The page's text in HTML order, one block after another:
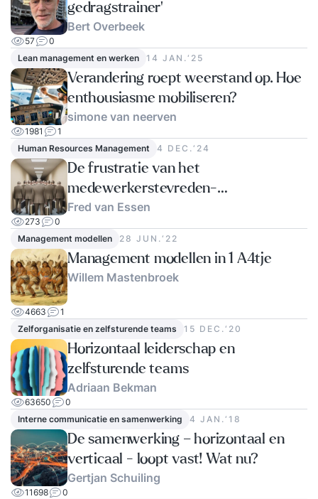
gedragstrainer'
Bert Overbeek
57
0
Lean management en werken
14 JAN.‘25
Verandering roept weerstand op. Hoe
enthousiasme mobiliseren?
simone van neerven
1981
1
Human Resources Management
4 DEC.‘24
De frustratie van het
medewerkerstevreden-
heidsonderzoek
Fred van Essen
273
0
Management modellen
28 JUN.‘22
Management modellen in 1 A4tje
Willem Mastenbroek
4663
1
Zelforganisatie en zelfsturende teams
15 DEC.‘20
Horizontaal leiderschap en
zelfsturende teams
Adriaan Bekman
63650
0
Interne communicatie en samenwerking
4 JAN.‘18
De samenwerking – horizontaal en
verticaal - loopt vast! Wat nu?
Gertjan Schuiling
11698 0